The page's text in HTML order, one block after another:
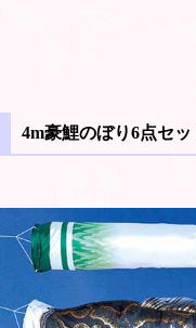
4m豪鯉のぼり6点セ